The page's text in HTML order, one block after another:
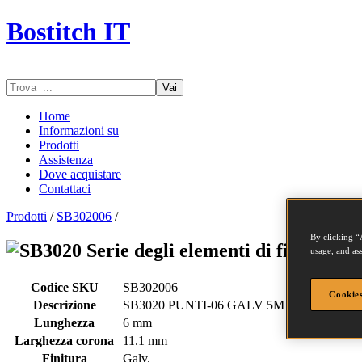
Bostitch IT
Vai
Home
Informazioni su
Prodotti
Assistenza
Dove acquistare
Contattaci
Prodotti / SB302006 /
Serie degli elementi di fissaggio -
Codice SKU
SB302006
Descrizione
SB3020 PUNTI-06 GALV 5M
Lunghezza
6 mm
Larghezza corona
11.1 mm
Finitura
Galv.
By clicking
usage, and